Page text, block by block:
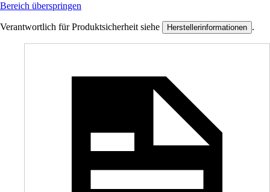
Bereich überspringen
Verantwortlich für Produktsicherheit siehe Herstellerinformationen .